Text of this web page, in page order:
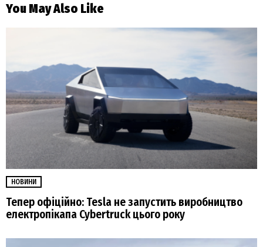
You May Also Like
НОВИНИ
Тепер офіційно: Tesla не запустить виробництво
електропікапа Cybertruck цього року